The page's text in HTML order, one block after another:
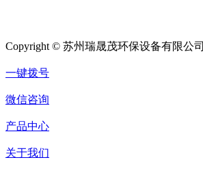
Copyright © 苏州瑞晟茂环保设备有限公司
一键拨号
微信咨询
产品中心
关于我们